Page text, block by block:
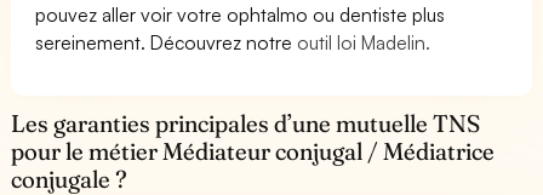
pouvez aller voir votre ophtalmo ou dentiste plus
sereinement. Découvrez notre outil loi Madelin.
Les garanties principales d’une mutuelle TNS
pour le métier Médiateur conjugal / Médiatrice
conjugale ?